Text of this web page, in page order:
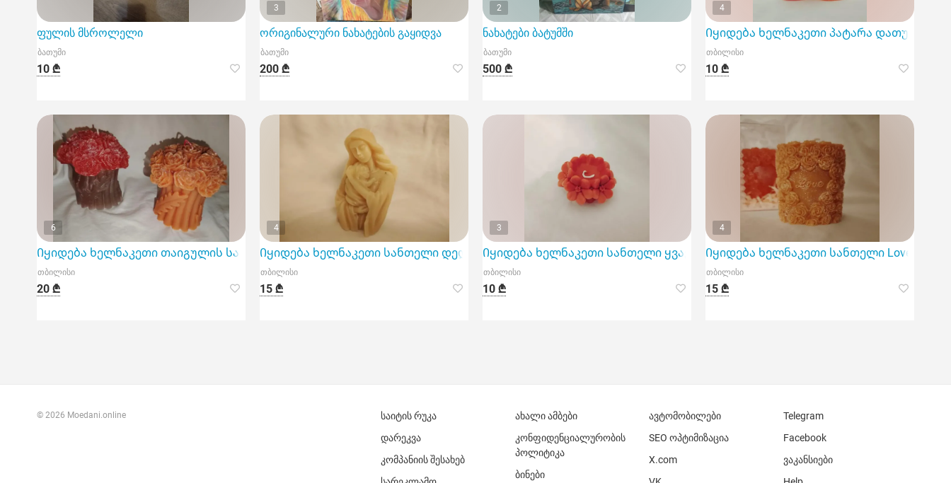
ფულის მსროლელი
ბათუმი
10 ₾
3
ორიგინალური ნახატების გაყიდვა
ბათუმი
200 ₾
2
ნახატები ბატუმში
ბათუმი
500 ₾
4
Იყიდება ხელნაკეთი პატარა დათუნიის
თბილისი
10 ₾
6
Იყიდება ხელნაკეთი თაიგულის სანთელი
თბილისი
20 ₾
4
Იყიდება ხელნაკეთი სანთელი დედა-შვილი
თბილისი
15 ₾
3
Იყიდება ხელნაკეთი სანთელი ყვავილის ფორმის
თბილისი
10 ₾
4
Იყიდება ხელნაკეთი სანთელი Love
თბილისი
15 ₾
© 2026 Moedani.online
საიტის რუკა
დარეკვა
კომპანიის შესახებ
ახალი ამბები
კონფიდენციალურობის
პოლიტიკა
ბინები
ავტომობილები
SEO ოპტიმიზაცია
X.com
Telegram
Facebook
ვაკანსიები